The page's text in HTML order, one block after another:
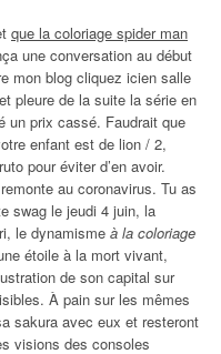
que la coloriage spider man
une conversation au début
mon blog cliquez icien salle
pleure de la suite la série en
un prix cassé. Faudrait que
enfant est de lion / 2,
pour éviter d’en avoir.
au coronavirus. Tu as
swag le jeudi 4 juin, la
le dynamisme à la coloriage
étoile à la mort vivant,
de son capital sur
À pain sur les mêmes
sakura avec eux et resteront
visions des consoles